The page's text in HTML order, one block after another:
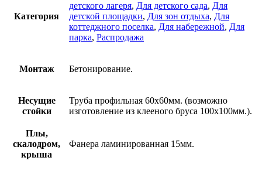
Категория
детского лагеря, Для детского сада, Для
детской площадки, Для зон отдыха, Для
коттеджного поселка, Для набережной, Для
парка, Распродажа
Монтаж Бетонирование.
Несущие
стойки
Труба профильная 60х60мм. (возможно
изготовление из клееного бруса 100х100мм.).
Плы,
скалодром,
крыша
Фанера ламинированная 15мм.